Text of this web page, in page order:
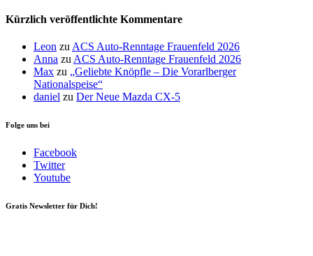
Kürzlich veröffentlichte Kommentare
Leon zuACS Auto-Renntage Frauenfeld 2026
Anna zuACS Auto-Renntage Frauenfeld 2026
Max zu „Geliebte Knöpfle – Die Vorarlberger
Nationalspeise“
daniel zu Der Neue Mazda CX-5
Folge uns bei
Facebook
Twitter
Youtube
Gratis Newsletter für Dich!